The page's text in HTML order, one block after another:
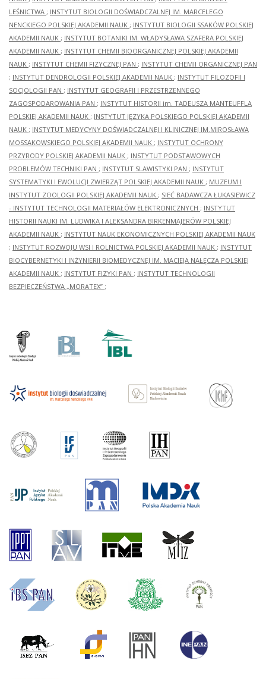
LEŚNICTWA ; INSTYTUT BIOLOGII DOŚWIADCZALNEJ IM. MARCELEGO
NENCKIEGO POLSKIEJ AKADEMII NAUK ; INSTYTUT BIOLOGII SSAKÓW POLSKIEJ
AKADEMII NAUK ; INSTYTUT BOTANIKI IM. WŁADYSŁAWA SZAFERA POLSKIEJ
AKADEMII NAUK ; INSTYTUT CHEMII BIOORGANICZNEJ POLSKIEJ AKADEMII
NAUK ; INSTYTUT CHEMII FIZYCZNEJ PAN ; INSTYTUT CHEMII ORGANICZNEJ PAN
; INSTYTUT DENDROLOGII POLSKIEJ AKADEMII NAUK ; INSTYTUT FILOZOFII I
SOCJOLOGII PAN ; INSTYTUT GEOGRAFII I PRZESTRZENNEGO
ZAGOSPODAROWANIA PAN ; INSTYTUT HISTORII im. TADEUSZA MANTEUFFLA
POLSKIEJ AKADEMII NAUK ; INSTYTUT JĘZYKA POLSKIEGO POLSKIEJ AKADEMII
NAUK ; INSTYTUT MEDYCYNY DOŚWIADCZALNEJ I KLINICZNEJ IM.MIROSŁAWA
MOSSAKOWSKIEGO POLSKIEJ AKADEMII NAUK ; INSTYTUT OCHRONY
PRZYRODY POLSKIEJ AKADEMII NAUK ; INSTYTUT PODSTAWOWYCH
PROBLEMÓW TECHNIKI PAN ; INSTYTUT SLAWISTYKI PAN ; INSTYTUT
SYSTEMATYKI I EWOLUCJI ZWIERZĄT POLSKIEJ AKADEMII NAUK ; MUZEUM I
INSTYTUT ZOOLOGII POLSKIEJ AKADEMII NAUK ; SIEĆ BADAWCZA ŁUKASIEWICZ
- INSTYTUT TECHNOLOGII MATERIAŁÓW ELEKTRONICZNYCH ; INSTYTUT
HISTORII NAUKI IM. LUDWIKA I ALEKSANDRA BIRKENMAJERÓW POLSKIEJ
AKADEMII NAUK ; INSTYTUT NAUK EKONOMICZNYCH POLSKIEJ AKADEMII NAUK
; INSTYTUT ROZWOJU WSI I ROLNICTWA POLSKIEJ AKADEMII NAUK ; INSTYTUT
BIOCYBERNETYKI I INŻYNIERII BIOMEDYCZNEJ IM. MACIEJA NAŁĘCZA POLSKIEJ
AKADEMII NAUK ; INSTYTUT FIZYKI PAN ; INSTYTUT TECHNOLOGII
BEZPIECZEŃSTWA „MORATEX” ;